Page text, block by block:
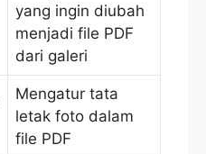
yang ingin diubah
menjadi file PDF
dari galeri
Mengatur tata
letak foto dalam
file PDF